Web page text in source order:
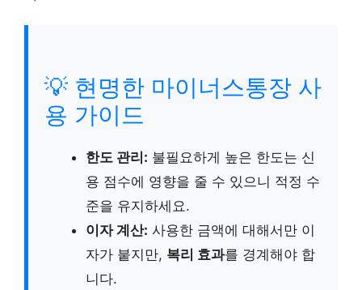
💡 현명한 마이너스통장 사
용 가이드
한도 관리: 불필요하게 높은 한도는 신
용 점수에 영향을 줄 수 있으니 적정 수
준을 유지하세요.
이자 계산: 사용한 금액에 대해서만 이
자가 붙지만, 복리 효과를 경계해야 합
니다.